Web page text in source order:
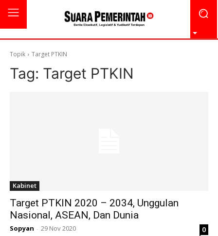
Topik Target PTKIN
Tag: Target PTKIN
Kabinet
Target PTKIN 2020 – 2034, Unggulan
Nasional, ASEAN, Dan Dunia
Sopyan - 29 Nov 2020 0